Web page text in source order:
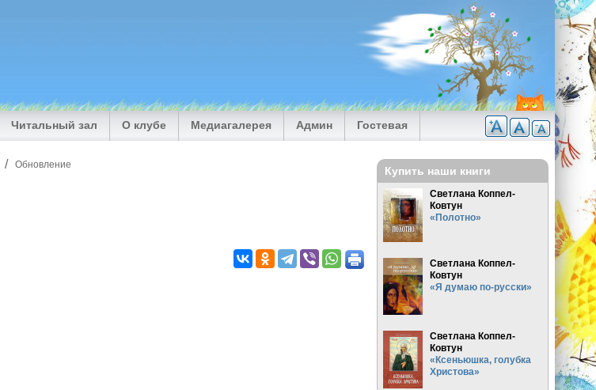
Читальный зал О клубе Медиагалерея Админ Гостевая
Обновление
Купить наши книги
Светлана Коппел-
Ковтун
«Полотно»
Светлана Коппел-
Ковтун
«Я думаю по-русски»
Светлана Коппел-
Ковтун
«Ксеньюшка, голубка
Христова»